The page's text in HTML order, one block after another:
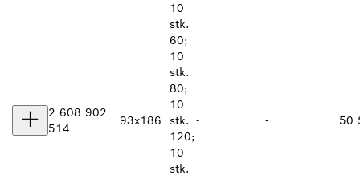
2 608 902
514
93x186
10
stk.
60;
10
stk.
80;
10
stk.
120;
10
stk.
- - 50